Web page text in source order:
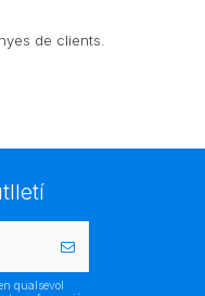
de clients.
qualsevol